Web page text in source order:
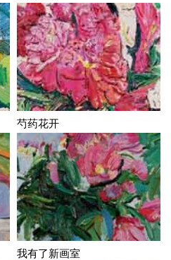
芍药花开
我有了新画室